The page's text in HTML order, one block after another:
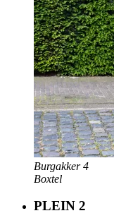
Burgakker 4
Boxtel
PLEIN 2